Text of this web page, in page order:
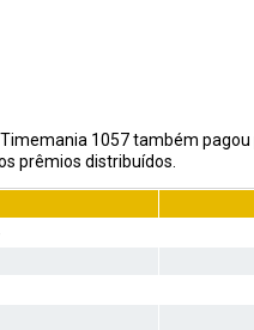
1057 também
prêmios distribuídos.